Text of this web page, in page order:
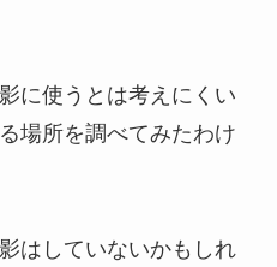
に使うとは考えにくい
場所を調べてみたわけ
はしていないかもしれ